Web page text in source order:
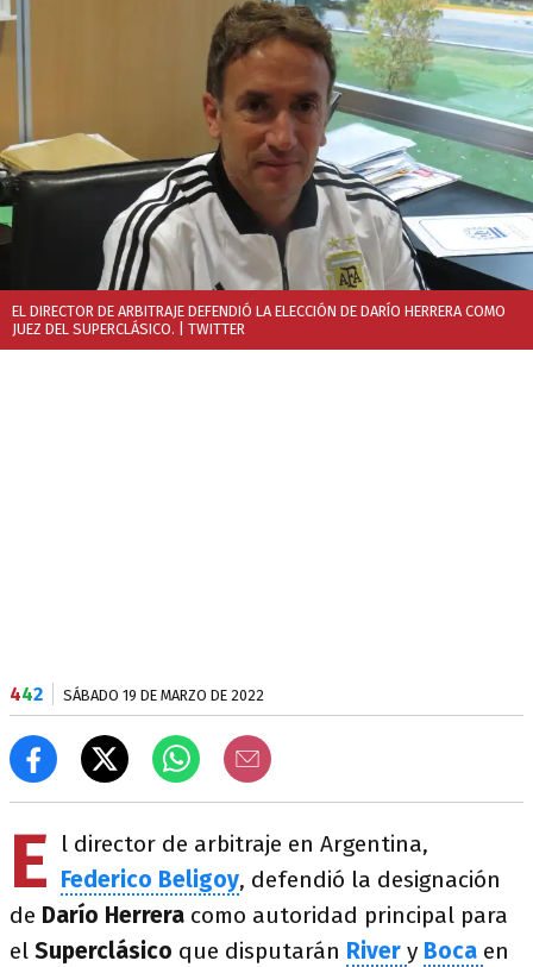
EL DIRECTOR DE ARBITRAJE DEFENDIÓ LA ELECCIÓN DE DARÍO HERRERA COMO
JUEZ DEL SUPERCLÁSICO. | TWITTER
442 SÁBADO 19 DE MARZO DE 2022
E
l director de arbitraje en Argentina,
Federico Beligoy, defendió la designación
de Darío Herrera como autoridad principal para
el Superclásico que disputarán River y Boca en